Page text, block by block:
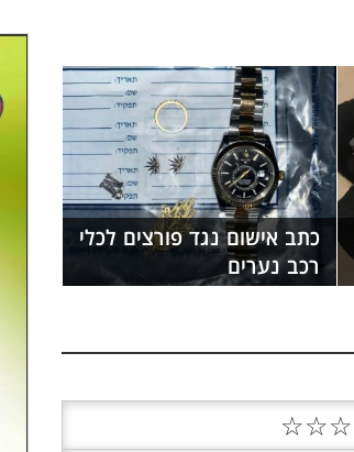
כתב אישום נגד פורצים לכלי
רכב נערים
☆
☆
☆